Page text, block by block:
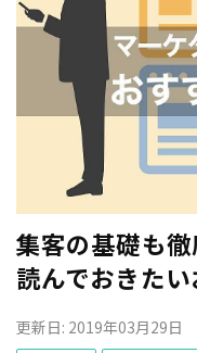
集客の基礎も
読んでおきた
更新日: 2019年03月29日